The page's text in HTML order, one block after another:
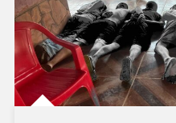
DE